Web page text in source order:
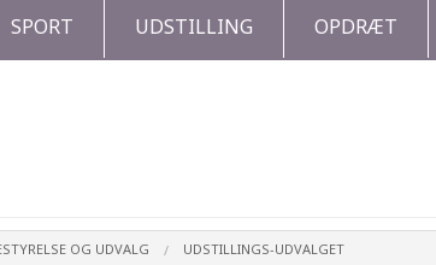
SPORT UDSTILLING OPDRÆT
OG UDVALG UDSTILLINGS-UDVALGET